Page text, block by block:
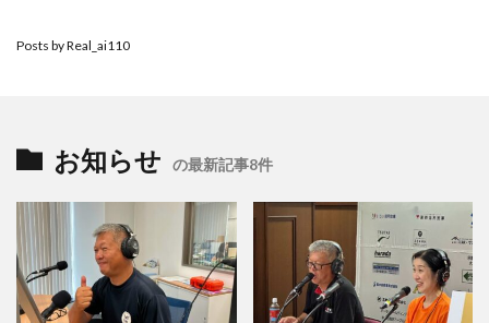
Posts by Real_ai110
お知らせ の最新記事8件